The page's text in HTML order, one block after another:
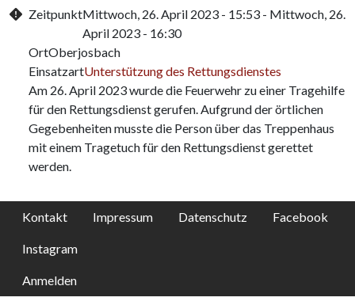
ZeitpunktMittwoch, 26. April 2023 - 15:53 - Mittwoch, 26.
April 2023 - 16:30
OrtOberjosbach
EinsatzartUnterstützung des Rettungsdienstes
Am 26. April 2023 wurde die Feuerwehr zu einer Tragehilfe
für den Rettungsdienst gerufen. Aufgrund der örtlichen
Gegebenheiten musste die Person über das Treppenhaus
mit einem Tragetuch für den Rettungsdienst gerettet
werden.
Kontakt Impressum Datenschutz Facebook
Instagram
Anmelden